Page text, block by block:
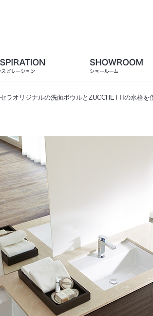
セラオリジナルの洗面ボウルとZUCCHETTIの水栓